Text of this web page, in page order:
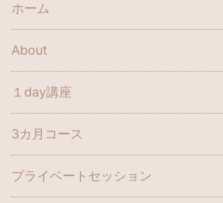
ホーム
About
１day講座
3カ月コース
プライベートセッション